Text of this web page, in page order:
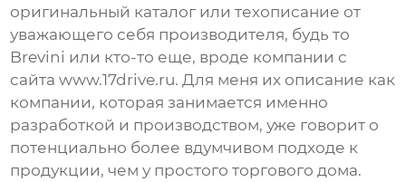
оригинальный каталог или техописание от
уважающего себя производителя, будь то
Brevini или кто-то еще, вроде компании с
сайта www.17drive.ru. Для меня их описание как
компании, которая занимается именно
разработкой и производством, уже говорит о
потенциально более вдумчивом подходе к
продукции, чем у простого торгового дома.